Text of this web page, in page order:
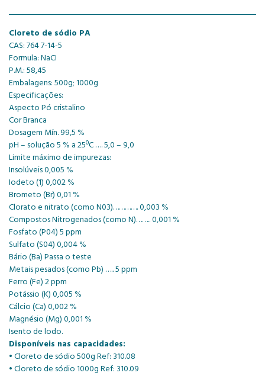
Cloreto de sódio PA
CAS: 764 7-14-5
Formula: NaCI
P.M.: 58,45
Embalagens: 500g; 1000g
Especificações:
Aspecto Pó cristalino
Cor Branca
Dosagem Mín. 99,5 %
pH – solução 5 % a 25ºC …. 5,0 – 9,0
Limite máximo de impurezas:
Insolúveis 0,005 %
Iodeto (1) 0,002 %
Brometo (Br) 0,01 %
Clorato e nitrato (como N03)…………. 0,003 %
Compostos Nitrogenados (como N)…….. 0,001 %
Fosfato (P04) 5 ppm
Sulfato (S04) 0,004 %
Bário (Ba) Passa o teste
Metais pesados (como Pb) ….. 5 ppm
Ferro (Fe) 2 ppm
Potássio (K) 0,005 %
Cálcio (Ca) 0,002 %
Magnésio (Mg) 0,001 %
Isento de lodo.
Disponíveis nas capacidades:
• Cloreto de sódio 500g Ref: 310.08
• Cloreto de sódio 1000g Ref: 310.09